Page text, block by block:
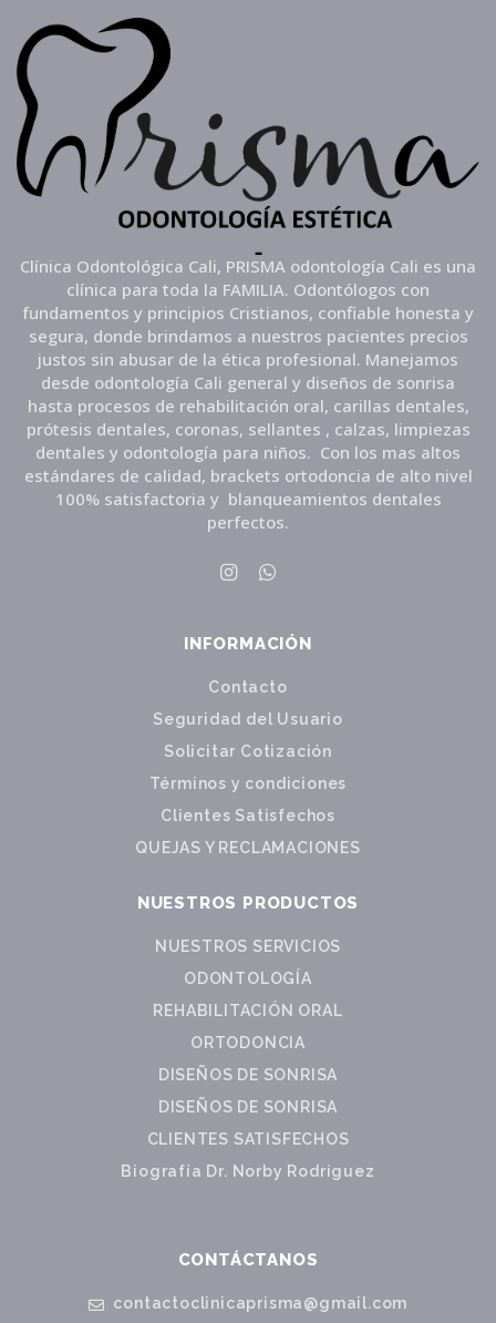
Clínica Odontológica Cali, PRISMA odontología Cali es una
clínica para toda la FAMILIA. Odontólogos con
fundamentos y principios Cristianos, confiable honesta y
segura, donde brindamos a nuestros pacientes precios
justos sin abusar de la ética profesional. Manejamos
desde odontología Cali general y diseños de sonrisa
hasta procesos de rehabilitación oral, carillas dentales,
prótesis dentales, coronas, sellantes , calzas, limpiezas
dentales y odontología para niños. Con los mas altos
estándares de calidad, brackets ortodoncia de alto nivel
100% satisfactoria y blanqueamientos dentales
perfectos.
INFORMACIÓN
Contacto
Seguridad del Usuario
Solicitar Cotización
Términos y condiciones
Clientes Satisfechos
QUEJAS Y RECLAMACIONES
NUESTROS PRODUCTOS
NUESTROS SERVICIOS
ODONTOLOGÍA
REHABILITACIÓN ORAL
ORTODONCIA
DISEÑOS DE SONRISA
DISEÑOS DE SONRISA
CLIENTES SATISFECHOS
Biografía Dr. Norby Rodriguez
CONTÁCTANOS
contactoclinicaprisma@gmail.com